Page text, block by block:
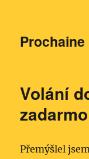
Volání
zadarmo
Přemýšlel